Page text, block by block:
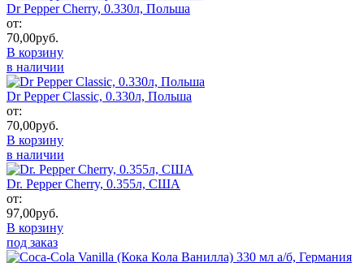
Dr Pepper Cherry, 0.330л, Польша
от:
70,00руб.
В корзину
в наличии
Dr Pepper Classic, 0.330л, Польша
от:
70,00руб.
В корзину
в наличии
Dr. Pepper Cherry, 0.355л, США
от:
97,00руб.
В корзину
под заказ